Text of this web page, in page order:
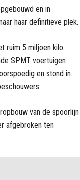
en in
haar definitieve plek.
ruim 5 miljoen kilo
SPMT voertuigen
en stond in
van de spoorlijn
afgebroken ten